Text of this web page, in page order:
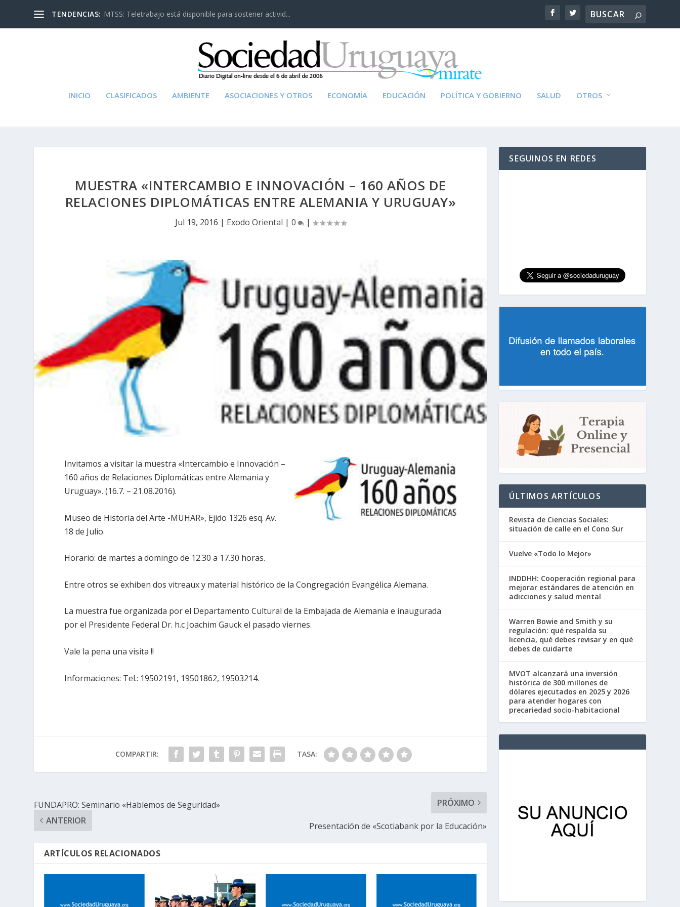
TENDENCIAS: MTSS: Teletrabajo está disponible para sostener activid...
INICIO CLASIFICADOS AMBIENTE ASOCIACIONES Y OTROS ECONOMÍA EDUCACIÓN POLÍTICA Y GOBIERNO SALUD OTROS
MUESTRA «INTERCAMBIO E INNOVACIÓN – 160 AÑOS DE
RELACIONES DIPLOMÁTICAS ENTRE ALEMANIA Y URUGUAY»
Jul 19, 2016 | Exodo Oriental | 0 |
Invitamos a visitar la muestra «Intercambio e Innovación –
160 años de Relaciones Diplomáticas entre Alemania y
Uruguay». (16.7. – 21.08.2016).
Museo de Historia del Arte -MUHAR», Ejido 1326 esq. Av.
18 de Julio.
Horario: de martes a domingo de 12.30 a 17.30 horas.
Entre otros se exhiben dos vitreaux y material histórico de la Congregación Evangélica Alemana.
La muestra fue organizada por el Departamento Cultural de la Embajada de Alemania e inaugurada
por el Presidente Federal Dr. h.c Joachim Gauck el pasado viernes.
Vale la pena una visita !!
Informaciones: Tel.: 19502191, 19501862, 19503214.
COMPARTIR: TASA:
FUNDAPRO: Seminario «Hablemos de Seguridad»
ANTERIOR
PRÓXIMO
Presentación de «Scotiabank por la Educación»
ARTÍCULOS RELACIONADOS
SEGUINOS EN REDES
ÚLTIMOS ARTÍCULOS
Revista de Ciencias Sociales:
situación de calle en el Cono Sur
Vuelve «Todo lo Mejor»
INDDHH: Cooperación regional para
mejorar estándares de atención en
adicciones y salud mental
Warren Bowie and Smith y su
regulación: qué respalda su
licencia, qué debes revisar y en qué
debes de cuidarte
MVOT alcanzará una inversión
histórica de 300 millones de
dólares ejecutados en 2025 y 2026
para atender hogares con
precariedad socio-habitacional